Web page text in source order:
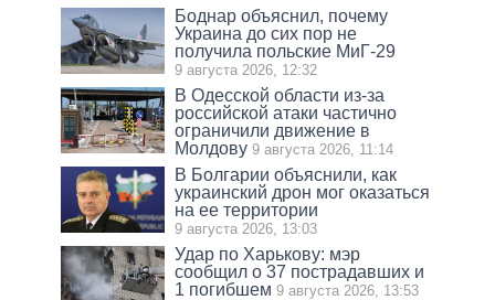
Боднар объяснил, почему
Украина до сих пор не
получила польские МиГ-29
9 августа 2026, 12:32
В Одесской области из-за
российской атаки частично
ограничили движение в
Молдову 9 августа 2026, 11:14
В Болгарии объяснили, как
украинский дрон мог оказаться
на ее территории
9 августа 2026, 13:03
Удар по Харькову: мэр
сообщил о 37 пострадавших и
1 погибшем 9 августа 2026, 13:53